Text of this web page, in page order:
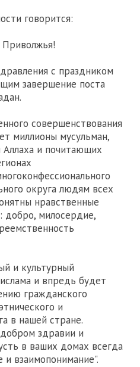
говорится:
с праздником
завершение поста
совершенствования
миллионы мусульман,
и почитающих
округа людям всех
нравственные
добро, милосердие,
и культурный
и впредь будет
гражданского
и
в нашей стране.
здравии и
в ваших домах всегда
и взаимопонимание".